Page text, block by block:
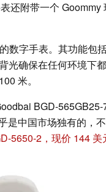
还附带一个 Goommy
数字手表。其功能包
光确保在任何环境下
米。
BGD-
是中国市场独有的，
5650-2，现价 144 美